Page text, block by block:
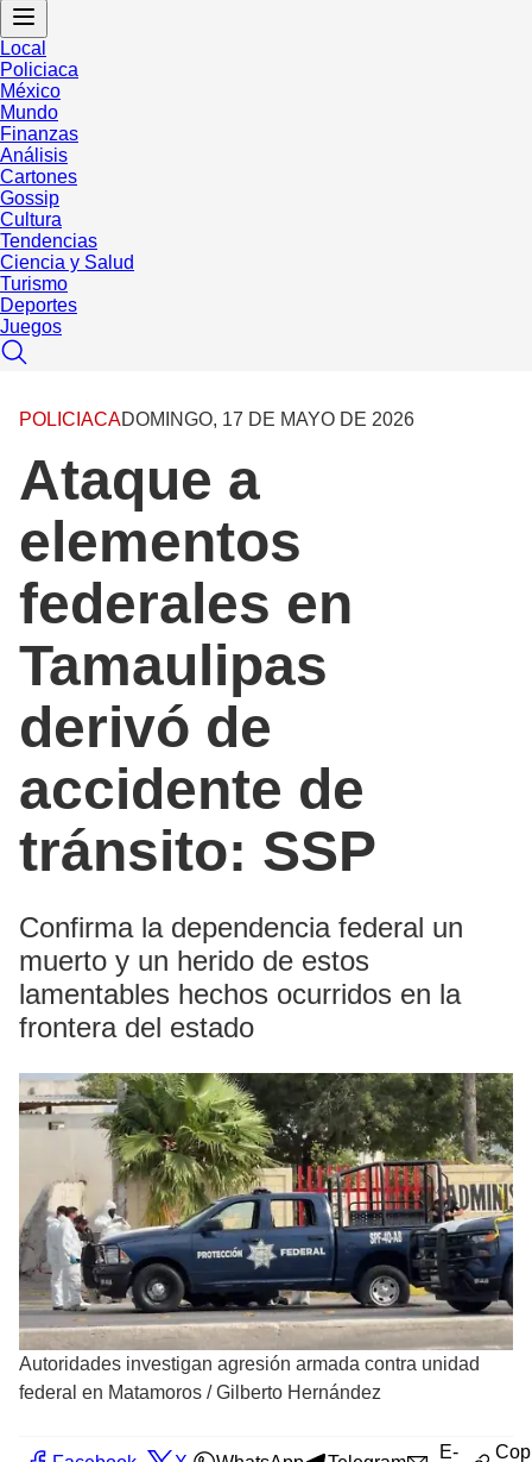
Local
Policiaca
México
Mundo
Finanzas
Análisis
Cartones
Gossip
Cultura
Tendencias
Ciencia y Salud
Turismo
Deportes
Juegos
POLICIACADOMINGO, 17 DE MAYO DE 2026
Ataque a
elementos
federales en
Tamaulipas
derivó de
accidente de
tránsito: SSP
Confirma la dependencia federal un
muerto y un herido de estos
lamentables hechos ocurridos en la
frontera del estado
Autoridades investigan agresión armada contra unidad
federal en Matamoros /Gilberto Hernández
E-